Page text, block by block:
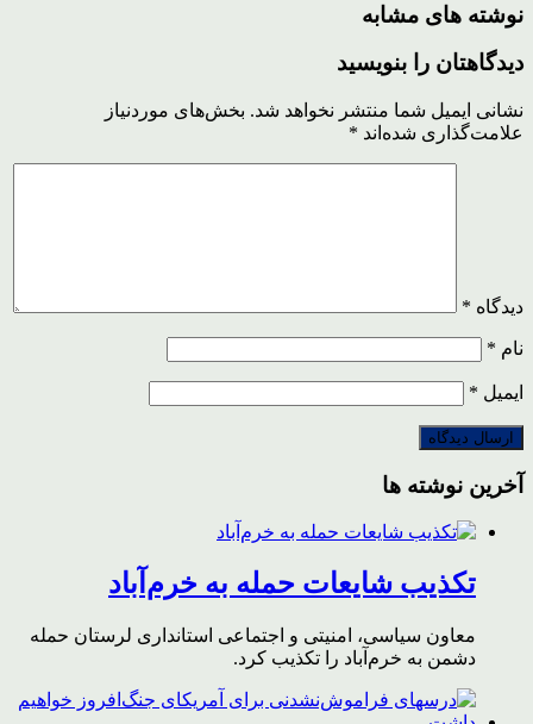
نوشته های مشابه
دیدگاهتان را بنویسید
نشانی ایمیل شما منتشر نخواهد شد. بخش‌های موردنیاز
علامت‌گذاری شده‌اند *
دیدگاه *
نام *
ایمیل *
آخرین نوشته ها
تکذیب شایعات حمله به خرم‌آباد
معاون سیاسی، امنیتی و اجتماعی استانداری لرستان حمله
دشمن به خرم‌آباد را تکذیب کرد.